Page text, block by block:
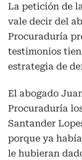
La petición de
vale decir del
Procuraduría
testimonios
estrategia de
El abogado
Procuraduría
Santander
porque ya
le hubieran